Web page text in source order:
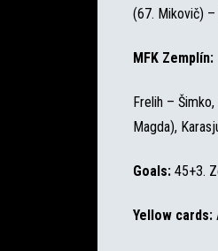
(67. Mikovič) –
MFK Zemplín:
Frelih –
Magda),
Goals: 45+3.
Yellow cards: